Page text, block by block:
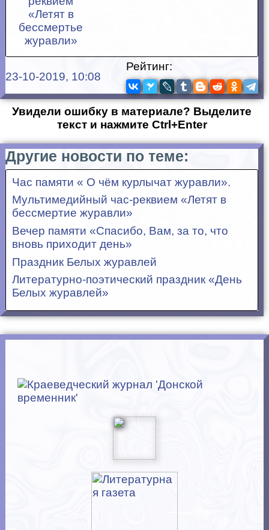
23-10-2019, 10:08
Рейтинг:
Увидели ошибку в материале? Выделите
текст и нажмите Ctrl+Enter
Другие новости по теме:
Час памяти « О чём курлычат журавли».
Мультимедийный час-реквием «Летят в
бессмертие журавли»
Вечер памяти «Спасибо, Вам, за то, что
вновь приходит день»
Праздник Белых журавлей
Литературно-поэтический праздник «День
Белых журавлей»